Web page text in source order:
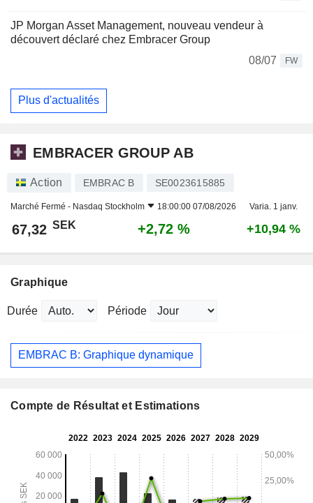
JP Morgan Asset Management, nouveau vendeur à
découvert déclaré chez Embracer Group
08/07
FW
Plus d'actualités
EMBRACER GROUP AB
Action EMBRAC B SE0023615885
Marché Fermé - Nasdaq Stockholm 18:00:00 07/08/2026 Varia. 1 janv.
67,32 SEK +2,72 % +10,94 %
Graphique
Durée Période
EMBRAC B: Graphique dynamique
Compte de Résultat et Estimations